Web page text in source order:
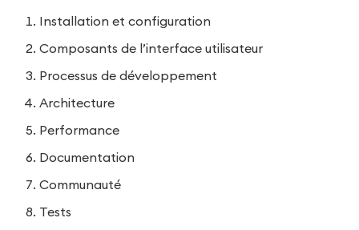
Installation et configuration
Composants de l’interface utilisateur
Processus de développement
Architecture
Performance
Documentation
Communauté
Tests